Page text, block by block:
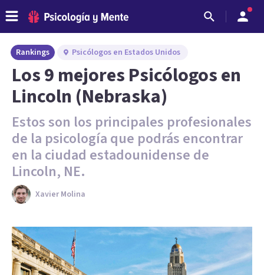
Rankings Psicólogos en Estados Unidos
Los 9 mejores Psicólogos en
Lincoln (Nebraska)
Estos son los principales profesionales
de la psicología que podrás encontrar
en la ciudad estadounidense de
Lincoln, NE.
Xavier Molina